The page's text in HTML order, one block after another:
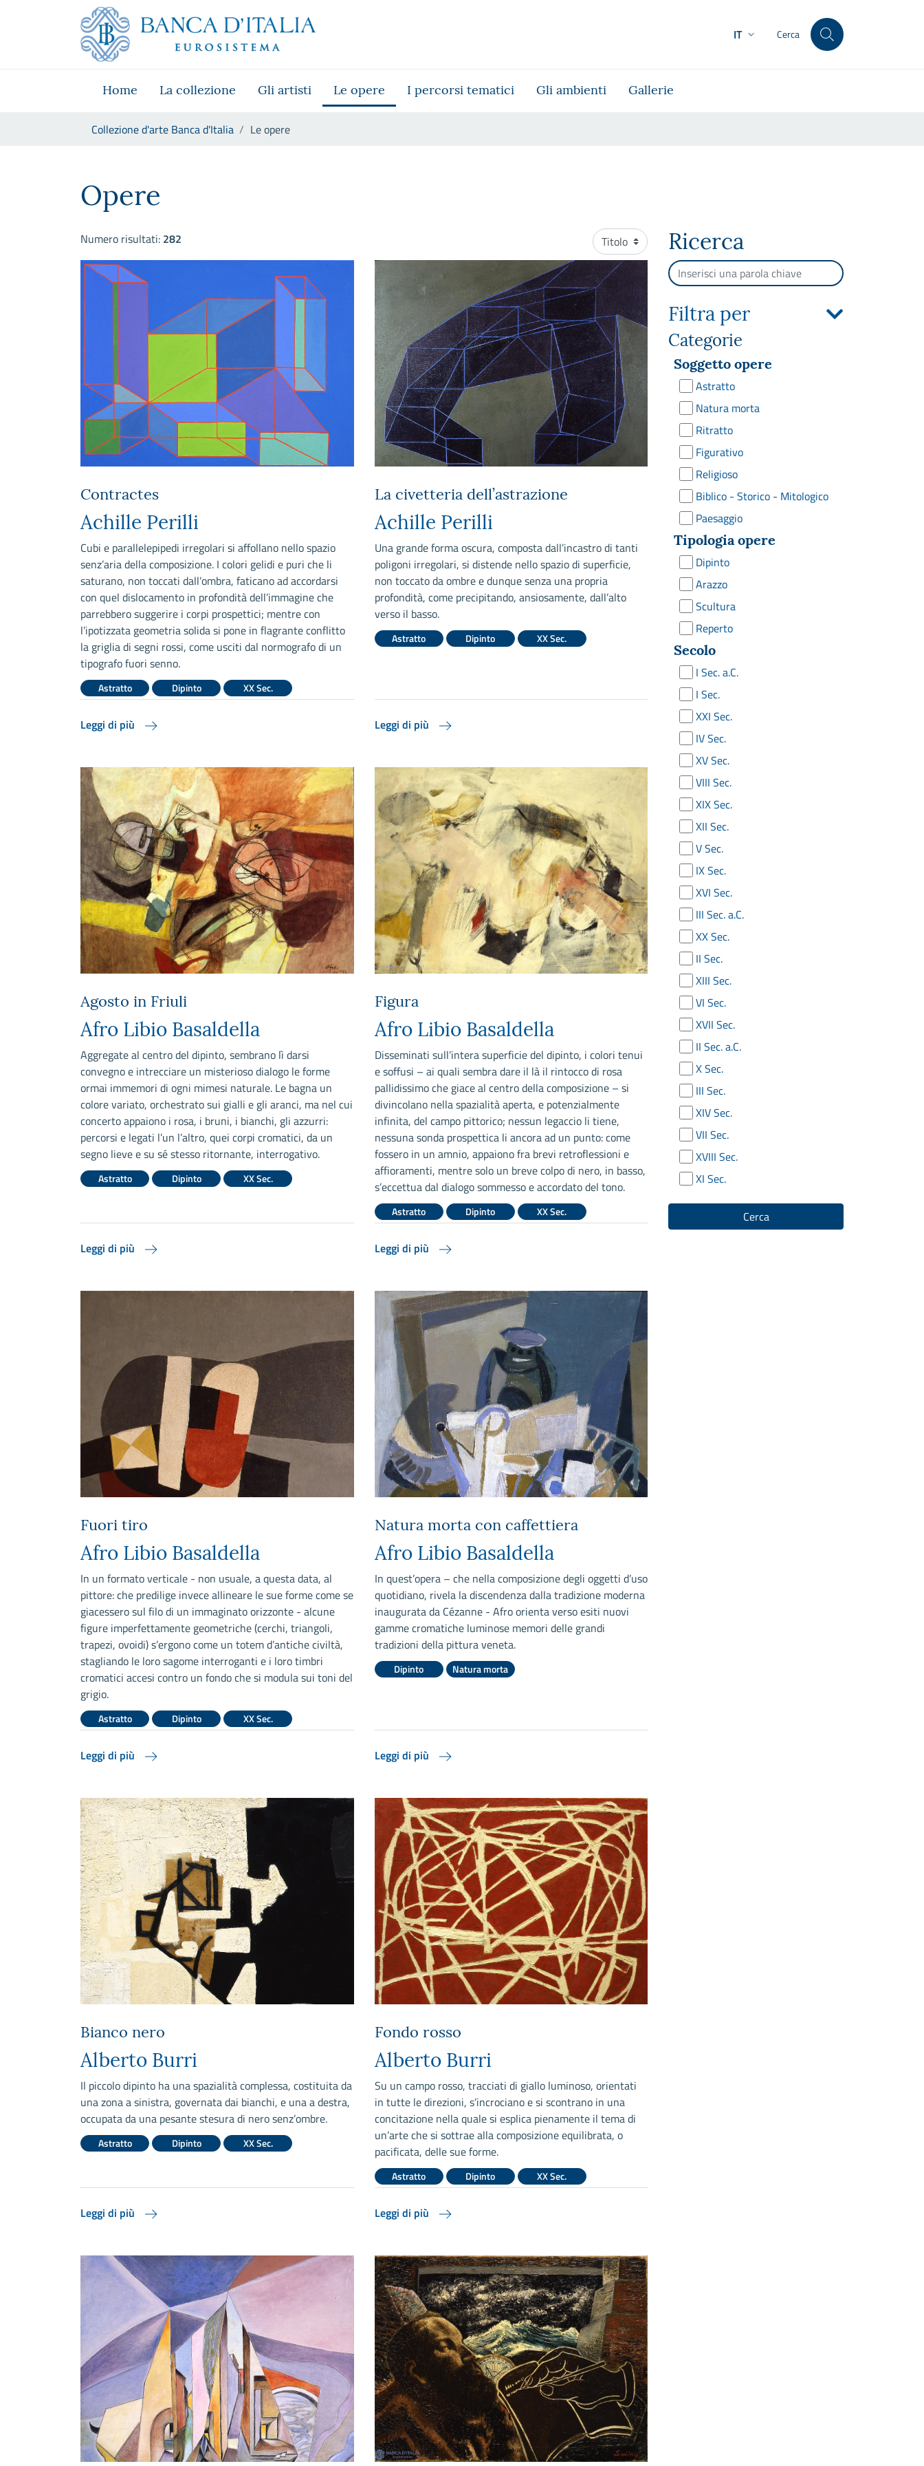
Skip to Main Content
Vai al sito istituzionale
Vai al menu di navigazione
Vai alla ricerca
Vai ai contenuti
IT Cerca
Home La collezione Gli artisti Le opere I percorsi tematici Gli ambienti Gallerie
Collezione d'arte Banca d'Italia Le opere
Opere
Numero risultati: 282 Ordinamento
Contractes
Achille Perilli
Cubi e parallelepipedi irregolari si affollano nello spazio
senz’aria della composizione. I colori gelidi e puri che li
saturano, non toccati dall’ombra, faticano ad accordarsi
con quel dislocamento in profondità dell’immagine che
parrebbero suggerire i corpi prospettici; mentre con
l’ipotizzata geometria solida si pone in flagrante conflitto
la griglia di segni rossi, come usciti dal normografo di un
tipografo fuori senno.
Astratto Dipinto XX Sec.
Leggi di più
La civetteria dell’astrazione
Achille Perilli
Una grande forma oscura, composta dall’incastro di tanti
poligoni irregolari, si distende nello spazio di superficie,
non toccato da ombre e dunque senza una propria
profondità, come precipitando, ansiosamente, dall’alto
verso il basso.
Astratto Dipinto XX Sec.
Leggi di più
Agosto in Friuli
Afro Libio Basaldella
Aggregate al centro del dipinto, sembrano lì darsi
convegno e intrecciare un misterioso dialogo le forme
ormai immemori di ogni mimesi naturale. Le bagna un
colore variato, orchestrato sui gialli e gli aranci, ma nel cui
concerto appaiono i rosa, i bruni, i bianchi, gli azzurri:
percorsi e legati l’un l’altro, quei corpi cromatici, da un
segno lieve e su sé stesso ritornante, interrogativo.
Astratto Dipinto XX Sec.
Leggi di più
Figura
Afro Libio Basaldella
Disseminati sull’intera superficie del dipinto, i colori tenui
e soffusi – ai quali sembra dare il là il rintocco di rosa
pallidissimo che giace al centro della composizione – si
divincolano nella spazialità aperta, e potenzialmente
infinita, del campo pittorico; nessun legaccio li tiene,
nessuna sonda prospettica li ancora ad un punto: come
fossero in un amnio, appaiono fra brevi retroflessioni e
affioramenti, mentre solo un breve colpo di nero, in basso,
s’eccettua dal dialogo sommesso e accordato del tono.
Astratto Dipinto XX Sec.
Leggi di più
Fuori tiro
Afro Libio Basaldella
In un formato verticale - non usuale, a questa data, al
pittore: che predilige invece allineare le sue forme come se
giacessero sul filo di un immaginato orizzonte - alcune
figure imperfettamente geometriche (cerchi, triangoli,
trapezi, ovoidi) s’ergono come un totem d’antiche civiltà,
stagliando le loro sagome interroganti e i loro timbri
cromatici accesi contro un fondo che si modula sui toni del
grigio.
Astratto Dipinto XX Sec.
Leggi di più
Natura morta con caffettiera
Afro Libio Basaldella
In quest’opera – che nella composizione degli oggetti d’uso
quotidiano, rivela la discendenza dalla tradizione moderna
inaugurata da Cézanne - Afro orienta verso esiti nuovi
gamme cromatiche luminose memori delle grandi
tradizioni della pittura veneta.
Dipinto Natura morta
Leggi di più
Bianco nero
Alberto Burri
Il piccolo dipinto ha una spazialità complessa, costituita da
una zona a sinistra, governata dai bianchi, e una a destra,
occupata da una pesante stesura di nero senz’ombre.
Astratto Dipinto XX Sec.
Leggi di più
Fondo rosso
Alberto Burri
Su un campo rosso, tracciati di giallo luminoso, orientati
in tutte le direzioni, s’incrociano e si scontrano in una
concitazione nella quale si esplica pienamente il tema di
un’arte che si sottrae alla composizione equilibrata, o
pacificata, delle sue forme.
Astratto Dipinto XX Sec.
Leggi di più
Ricerca
Cerca per testo
Filtra per
Categorie
Soggetto opere
Astratto
Natura morta
Ritratto
Figurativo
Religioso
Biblico - Storico - Mitologico
Paesaggio
Tipologia opere
Dipinto
Arazzo
Scultura
Reperto
Secolo
I Sec. a.C.
I Sec.
XXI Sec.
IV Sec.
XV Sec.
VIII Sec.
XIX Sec.
XII Sec.
V Sec.
IX Sec.
XVI Sec.
III Sec. a.C.
XX Sec.
II Sec.
XIII Sec.
VI Sec.
XVII Sec.
II Sec. a.C.
X Sec.
III Sec.
XIV Sec.
VII Sec.
XVIII Sec.
XI Sec.
Cerca